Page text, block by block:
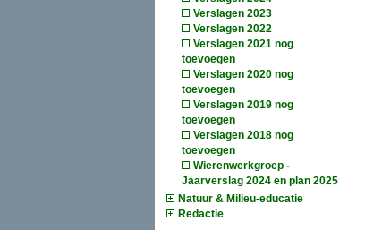
Verslagen 2023
Verslagen 2022
Verslagen 2021 nog
toevoegen
Verslagen 2020 nog
toevoegen
Verslagen 2019 nog
toevoegen
Verslagen 2018 nog
toevoegen
Wierenwerkgroep -
Jaarverslag 2024 en plan 2025
Natuur & Milieu-educatie
Redactie